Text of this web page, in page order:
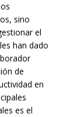
sino
el
han dado
de
en
es el